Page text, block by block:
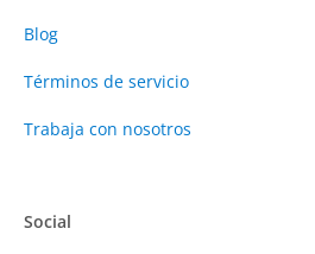
Blog
Términos de servicio
Trabaja con nosotros
Social